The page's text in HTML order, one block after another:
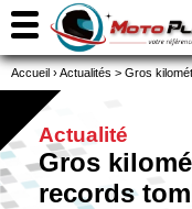
Accueil ›Actualités > Gros
Actualité
Gros
records